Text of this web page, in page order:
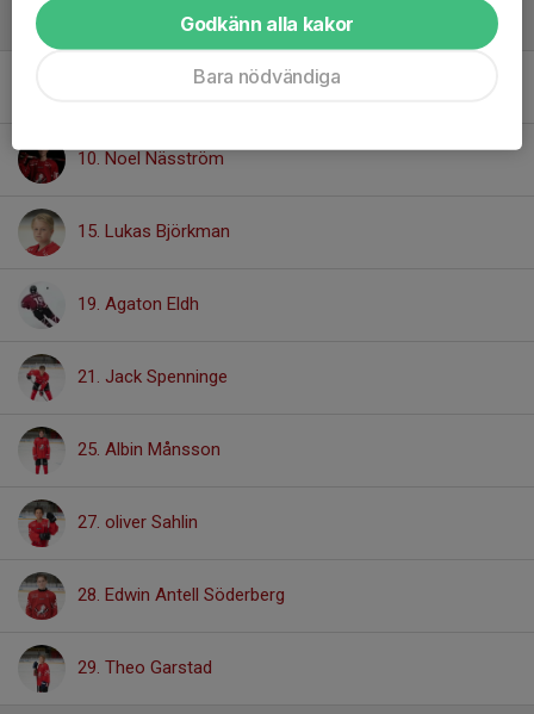
Forwards
8. Ivan Lindström
10. Noel Näsström
15. Lukas Björkman
19. Agaton Eldh
21. Jack Spenninge
25. Albin Månsson
27. oliver Sahlin
28. Edwin Antell Söderberg
29. Theo Garstad
Godkänn alla kakor
Bara nödvändiga